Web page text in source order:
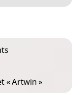
«Artwin»